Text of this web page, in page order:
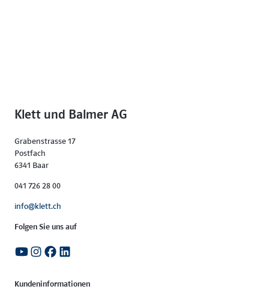
Klett und Balmer AG
Grabenstrasse 17
Postfach
6341 Baar
041 726 28 00
info@klett.ch
Folgen Sie uns auf
Kundeninformationen